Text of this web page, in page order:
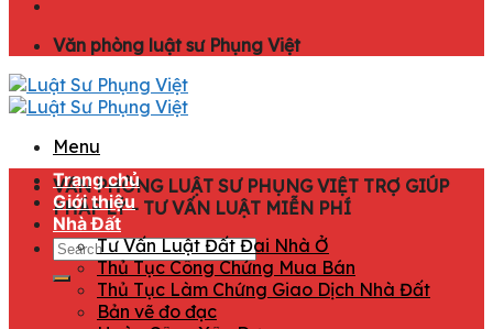
Văn phòng luật sư Phụng Việt
Menu
VĂN PHÒNG LUẬT SƯ PHỤNG VIỆT TRỢ GIÚP
PHÁP LÝ - TƯ VẤN LUẬT MIỄN PHÍ
Trang chủ
Giới thiệu
Nhà Đất
Tư Vấn Luật Đất Đai Nhà Ở
Thủ Tục Công Chứng Mua Bán
Thủ Tục Làm Chứng Giao Dịch Nhà Đất
Bản vẽ đo đạc